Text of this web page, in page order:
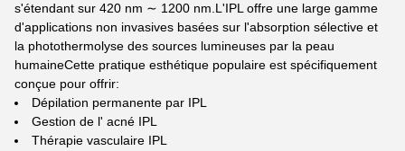
s'étendant sur 420 nm ∼ 1200 nm.L'IPL offre une large gamme
d'applications non invasives basées sur l'absorption sélective et
la photothermolyse des sources lumineuses par la peau
humaineCette pratique esthétique populaire est spécifiquement
conçue pour offrir:
Dépilation permanente par IPL
Gestion de l' acné IPL
Thérapie vasculaire IPL